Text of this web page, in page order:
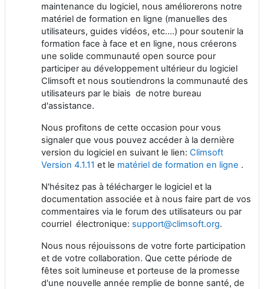
maintenance du logiciel, nous améliorerons notre
matériel de formation en ligne (manuelles des
utilisateurs, guides vidéos, etc....) pour soutenir la
formation face à face et en ligne, nous créerons
une solide communauté open source pour
participer au développement ultérieur du logiciel
Climsoft et nous soutiendrons la communauté des
utilisateurs par le biais de notre bureau
d'assistance.
Nous profitons de cette occasion pour vous
signaler que vous pouvez accéder à la dernière
version du logiciel en suivant le lien: Climsoft
Version 4.1.11 et le matériel de formation en ligne .
N'hésitez pas à télécharger le logiciel et la
documentation associée et à nous faire part de vos
commentaires via le forum des utilisateurs ou par
courriel électronique: support@climsoft.org.
Nous nous réjouissons de votre forte participation
et de votre collaboration. Que cette période de
fêtes soit lumineuse et porteuse de la promesse
d'une nouvelle année remplie de bonne santé, de